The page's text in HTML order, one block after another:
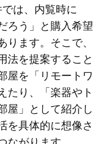
は、内覧時に
ろう」と購入希望
ます。そこで、
法を提案すること
屋を「リモートワ
たり、「楽器やト
屋」として紹介し
を具体的に想像さ